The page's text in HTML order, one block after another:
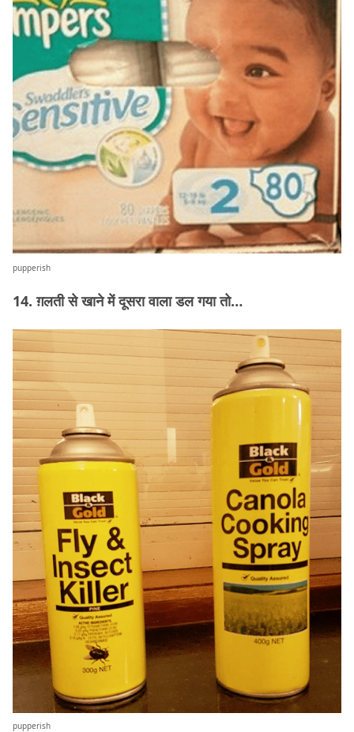
pupperish
14. ग़लती से खाने में दूसरा वाला डल गया तो…
pupperish